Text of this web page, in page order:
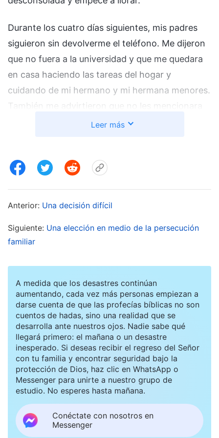
Durante los cuatro días siguientes, mis padres
siguieron sin devolverme el teléfono. Me dijeron
que no fuera a la universidad y que me quedara
en casa haciendo las tareas del hogar y
cuidando de mi hermano y mi hermana menores.
También me advirtieron que no les mencionara
nada sobre mi fe en Dios a mis hermanos. Frente
de Dios. ¿Por qué Dios había dispuesto un
asistir a reuniones y de cumplir mi deber.
cada paso de la obra que Dios hace en las
personas, externamente parece que se
nacidas de disposiciones humanas o de la
perturbación humana. Sin embargo, detrás de
bambalinas, cada etapa de la obra y todo lo que
acontece es una apuesta hecha por Satanás
ante Dios y exige que las personas se
mantengan firmes en su testimonio de Dios.
Mira cuando Job fue probado, por ejemplo:
detrás de escena, Satanás estaba haciendo una
apuesta con Dios, y lo que aconteció a Job fue
obra de los hombres y la perturbación de estos.
Detrás de cada paso de la obra que Dios hace
Leer más
Anterior: Una decisión difícil
Siguiente: Una elección en medio de la persecución
familiar
A medida que los desastres continúan
aumentando, cada vez más personas empiezan a
darse cuenta de que las profecías bíblicas no son
cuentos de hadas, sino una realidad que se
desarrolla ante nuestros ojos. Nadie sabe qué
llegará primero: el mañana o un desastre
inesperado. Si deseas recibir el regreso del Señor
con tu familia y encontrar seguridad bajo la
protección de Dios, haz clic en WhatsApp o
Messenger para unirte a nuestro grupo de
estudio. No esperes hasta mañana.
Conéctate con nosotros en
Messenger